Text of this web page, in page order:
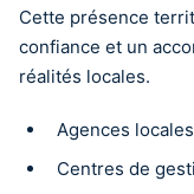
Cette présence
confiance et un
réalités locales.
Agences
Centres de